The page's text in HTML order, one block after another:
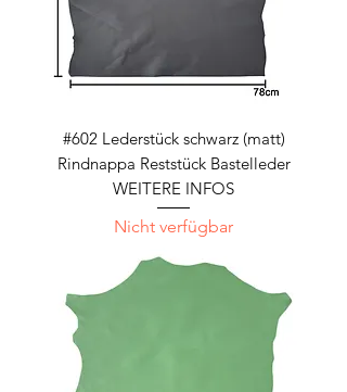
#602 Lederstück schwarz (matt)
Rindnappa Reststück Bastelleder
WEITERE INFOS
Nicht verfügbar